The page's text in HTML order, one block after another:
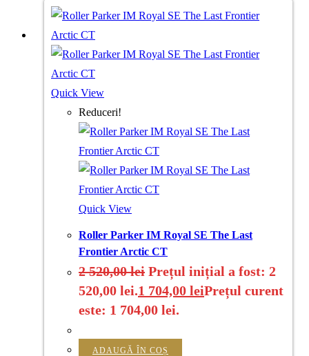
Quick View
Reduceri!
Quick View
Roller Parker IM Royal SE The Last
Frontier Arctic CT
2 520,00lei Prețul inițial a fost: 2
520,00 lei.1 704,00 leiPrețul curent
este: 1 704,00 lei.
ADAUGĂ ÎN COȘ